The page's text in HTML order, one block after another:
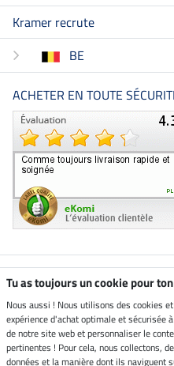
Kramer recrute
BE
ACHETER EN TOUTE
Boutique climatiquement
neutre
Livraison par
Tu as toujours un cookie pour
Nous aussi ! Nous utilisons des cookies
expérience d'achat optimale et sécurisée
de notre site web et personnaliser le
pertinentes ! Pour cela, nous collectons,
données et la manière dont ils naviguent